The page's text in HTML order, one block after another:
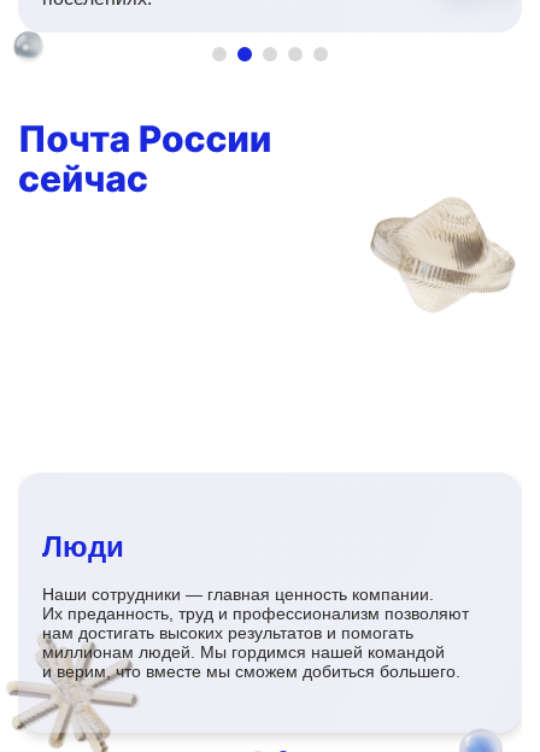
Люди
Наши сотрудники — главная ценность компании.
Их преданность, труд и профессионализм позволяют
нам достигать высоких результатов и помогать
миллионам людей. Мы гордимся нашей командой
и верим, что вместе мы сможем добиться большего.